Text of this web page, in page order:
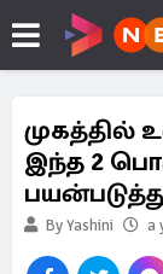
முகத்தில்
இந்த 2
By Yashini a